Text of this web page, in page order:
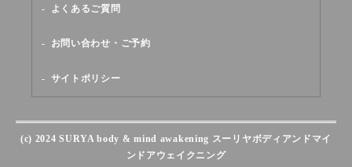
よくあるご質問
お問い合わせ・ご予約
サイトポリシー
(c) 2024 SURYA body & mind awakening スーリヤボディアンドマイ
ンドアウェイクニング